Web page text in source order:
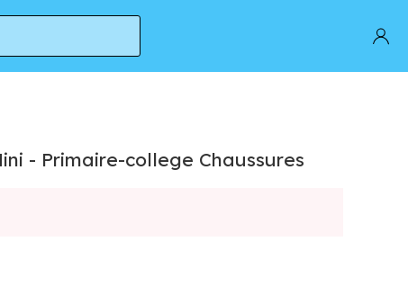
- Primaire-college Chaussures